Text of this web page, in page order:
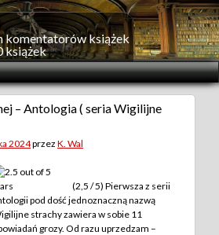
komentatorów książek
książek
– Antologia ( seria Wigilijne
2024przez K. Wal
(2,5 / 5) Pierwsza z serii
pod dość jednoznaczną nazwą
strachy zawiera w sobie 11
grozy. Od razu uprzedzam –